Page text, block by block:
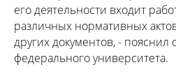
его деятельности входит
различных нормативных
других документов, - пояснил
федерального университета.